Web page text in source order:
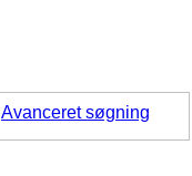
Avanceret søgning